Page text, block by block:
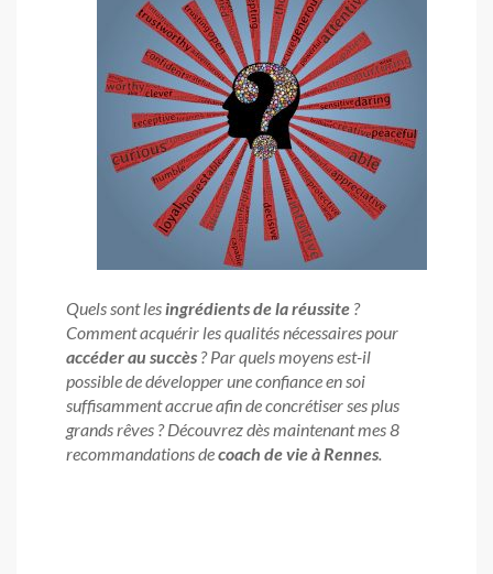
Quels sont lesingrédients de la réussite ?
Comment acquérir les qualités nécessaires pour
accéder au succès ? Par quels moyens est-il
possible de développer une confiance en soi
suffisamment accrue afin de concrétiser ses plus
grands rêves ? Découvrez dès maintenant mes 8
recommandations decoach de vie à Rennes.